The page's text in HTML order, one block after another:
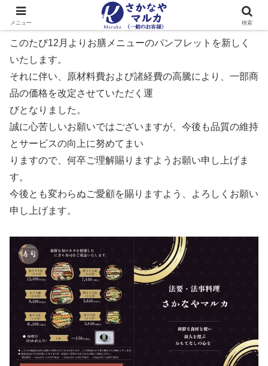
このたび12月よりお膳メニューのパンフレットを新しく
いたします。
それに伴い、原材料費および諸経費の高騰により、一部商
品の価格を改定させていただく運
びとなりました。
誠に心苦しいお願いではございますが、今後も品質の維持
とサービスの向上に努めてまい
りますので、何卒ご理解賜りますようお願い申し上げま
す。
今後とも変わらぬご愛顧を賜りますよう、よろしくお願い
申し上げます。
メニュー 検索